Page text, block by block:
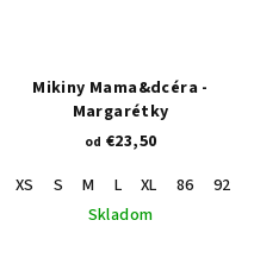
Mikiny Mama&dcéra -
Margarétky
od €23,50
XS
S M L XL 86 92
Skladom